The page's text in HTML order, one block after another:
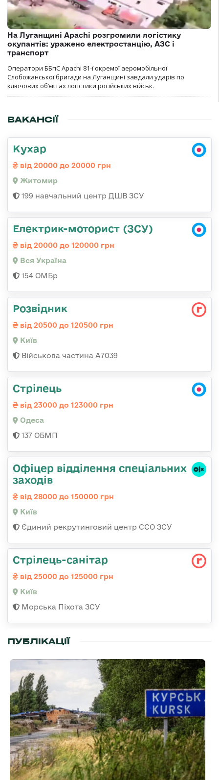
На Луганщині Apachi розгромили логістику
окупантів: уражено електростанцію, АЗС і
транспорт
Оператори ББпС Apachi 81-ї окремої аеромобільної
Слобожанської бригади на Луганщині завдали ударів по
ключових об’єктах логістики російських військ.
ВАКАНСІЇ
Кухар
від 20000 до 20000 грн
Житомир
199 навчальний центр ДШВ ЗСУ
Електрик-моторист (ЗСУ)
від 20000 до 120000 грн
Вся Україна
154 ОМБр
Розвідник
від 20500 до 120500 грн
Київ
Військова частина А7039
Стрілець
від 23000 до 123000 грн
Одеса
137 ОБМП
Офіцер відділення спеціальних
заходів
від 28000 до 150000 грн
Київ
Єдиний рекрутинговий центр ССО ЗСУ
Стрілець-санітар
від 25000 до 125000 грн
Київ
Морська Піхота ЗСУ
ПУБЛІКАЦІЇ